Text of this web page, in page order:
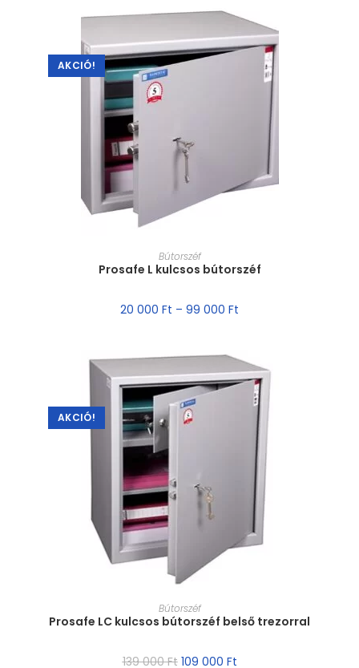
AKCIÓ!
MÉRET VÁLASZTÁSA
Bútorszéf
Prosafe L kulcsos bútorszéf
20 000 Ft – 99 000 Ft
AKCIÓ!
MÉRET VÁLASZTÁSA
Bútorszéf
Prosafe LC kulcsos bútorszéf belső trezorral
139 000Ft 109 000 Ft